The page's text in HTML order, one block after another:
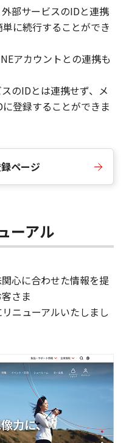
部サービスのIDと連携
に続行することができ
アカウントとの連携も
のIDとは連携せず、メ
登録することができま
ページ
ーアル
心に合わせた情報を提
さま
ニューアルいたしまし